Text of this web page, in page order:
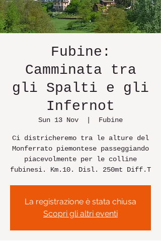
Fubine:
Camminata tra
gli Spalti e gli
Infernot
Sun 13 Nov Fubine
Ci districheremo tra le alture del
Monferrato piemontese passeggiando
piacevolmente per le colline
fubinesi. Km.10. Disl. 250mt Diff.T
La registrazione è stata chiusa
Scopri gli altri eventi